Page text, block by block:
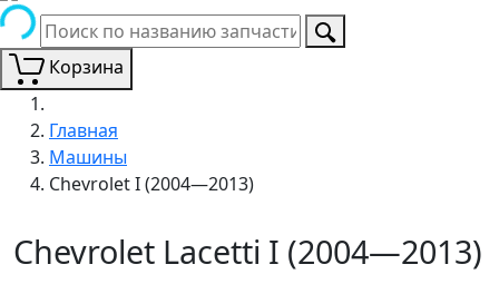
Корзина
Главная
Машины
Chevrolet I (2004—2013)
Chevrolet Lacetti I (2004—2013)